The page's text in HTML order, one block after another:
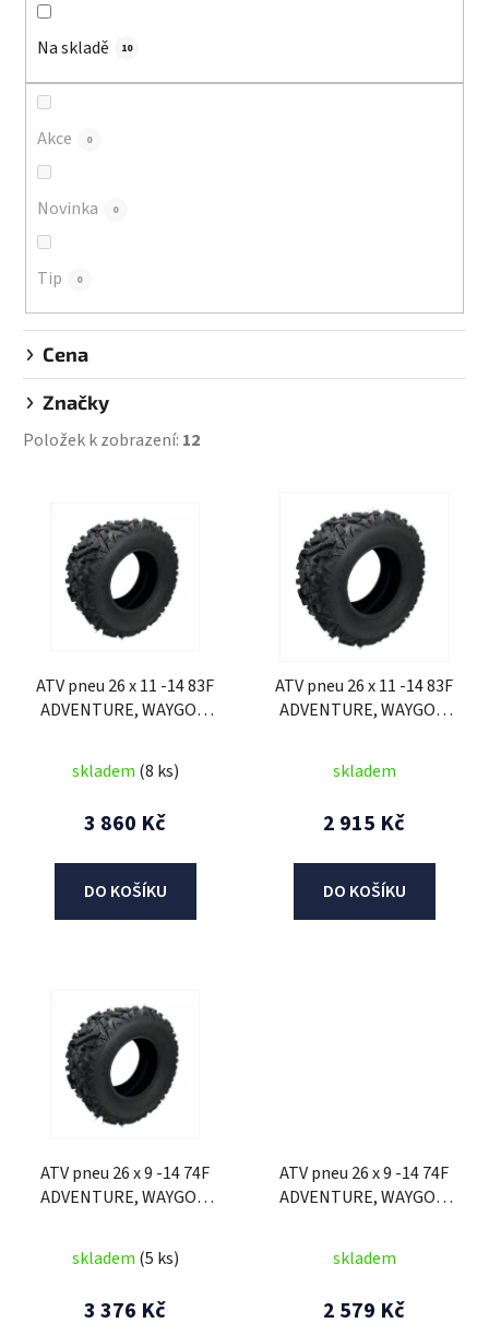
Na skladě 10
Akce 0
Novinka 0
Tip 0
Cena
Značky
Položek k zobrazení: 12
ATV pneu 26 x 11 -14 83F
ADVENTURE, WAYGOM
skladem (8 ks)
3 860 Kč
DO KOŠÍKU
ATV pneu 26 x 11 -14 83F
ADVENTURE, WAYGOM
skladem
2 915 Kč
DO KOŠÍKU
ATV pneu 26 x 9 -14 74F
ADVENTURE, WAYGOM
skladem (5 ks)
3 376 Kč
ATV pneu 26 x 9 -14 74F
ADVENTURE, WAYGOM
skladem
2 579 Kč